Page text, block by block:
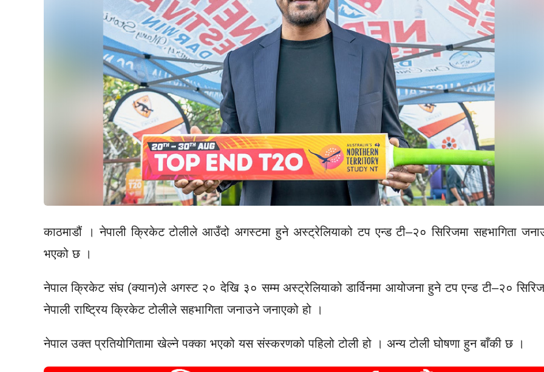
काठमाडौं । नेपाली क्रिकेट टोलीले आउँदो अगस्टमा हुने अस्ट्रेलियाको टप एन्ड टी–२० सिरिजमा सहभागिता
भएको छ ।
नेपाल क्रिकेट संघ (क्यान)ले अगस्ट २० देखि ३० सम्म अस्ट्रेलियाको डार्विनमा आयोजना हुने टप एन्ड टी–२०
नेपाली राष्ट्रिय क्रिकेट टोलीले सहभागिता जनाउने जनाएको हो ।
नेपाल उक्त प्रतियोगितामा खेल्ने पक्का भएको यस संस्करणको पहिलो टोली हो । अन्य टोली घोषणा हुन बाँकी छ ।